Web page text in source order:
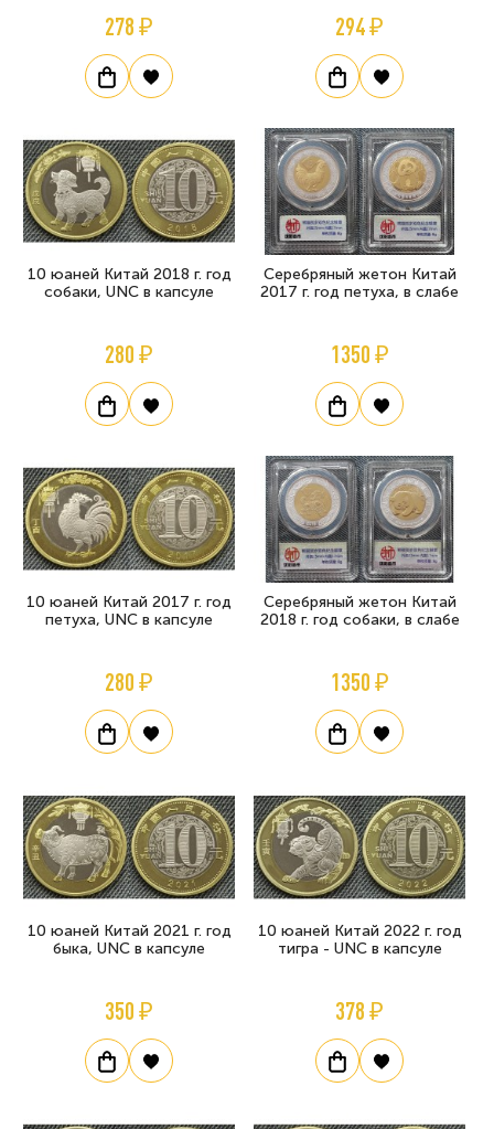
278 ₽ 294 ₽
10 юаней Китай 2018 г. год
собаки, UNC в капсуле
280 ₽
Серебряный жетон Китай
2017 г. год петуха, в слабе
1350 ₽
10 юаней Китай 2017 г. год
петуха, UNC в капсуле
280 ₽
Серебряный жетон Китай
2018 г. год собаки, в слабе
1350 ₽
10 юаней Китай 2021 г. год
быка, UNC в капсуле
350 ₽
10 юаней Китай 2022 г. год
тигра - UNC в капсуле
378 ₽